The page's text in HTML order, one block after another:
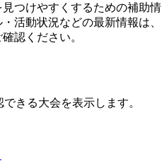
つけやすくするための補助情
活動状況などの最新情報は、
認ください。
きる大会を表示します。